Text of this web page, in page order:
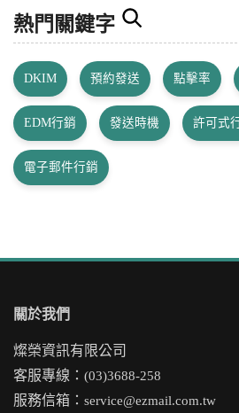
熱門關鍵字
DKIM 預約發送 點擊率
EDM行銷 發送時機 許可式
電子郵件行銷
關於我們
燦榮資訊有限公司
客服專線： (03)3688-258
服務信箱： service@ezmail.com.tw